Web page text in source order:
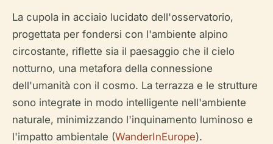
La cupola in acciaio lucidato dell'osservatorio,
progettata per fondersi con l'ambiente alpino
circostante, riflette sia il paesaggio che il cielo
notturno, una metafora della connessione
dell'umanità con il cosmo. La terrazza e le strutture
sono integrate in modo intelligente nell'ambiente
naturale, minimizzando l'inquinamento luminoso e
l'impatto ambientale (WanderInEurope).